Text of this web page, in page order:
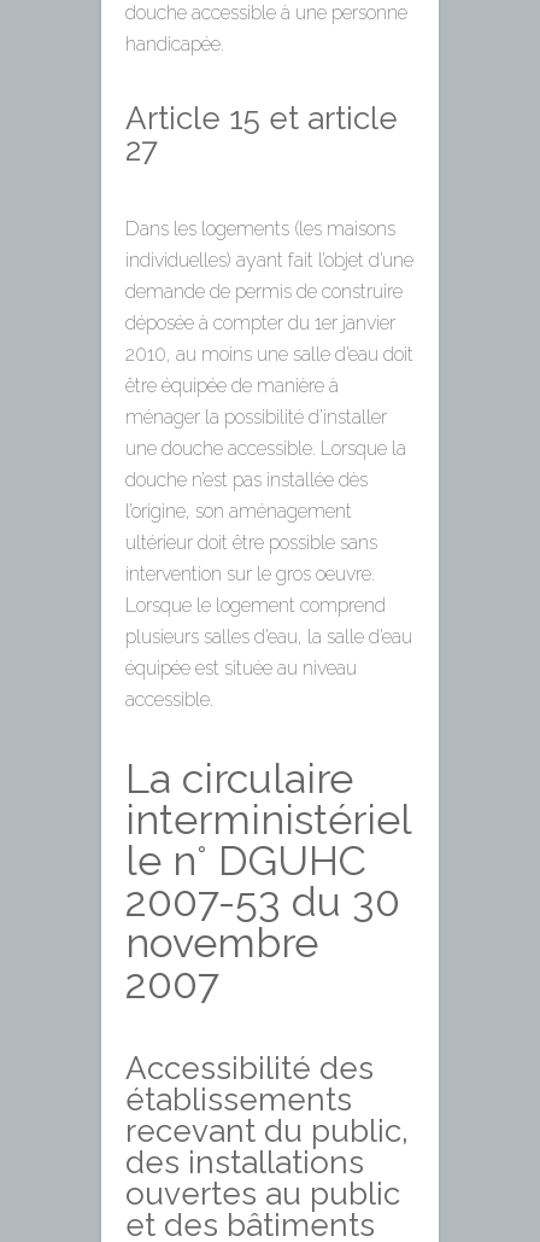
douche accessible à une personne
handicapée.
Article 15 et article
27
Dans les logements (les maisons
individuelles) ayant fait l’objet d’une
demande de permis de construire
déposée à compter du 1er janvier
2010, au moins une salle d’eau doit
être équipée de manière à
ménager la possibilité d’installer
une douche accessible. Lorsque la
douche n’est pas installée dès
l’origine, son aménagement
ultérieur doit être possible sans
intervention sur le gros oeuvre.
Lorsque le logement comprend
plusieurs salles d’eau, la salle d’eau
équipée est située au niveau
accessible.
La circulaire
interministériel
le n° DGUHC
2007-53 du 30
novembre
2007
Accessibilité des
établissements
recevant du public,
des installations
ouvertes au public
et des bâtiments